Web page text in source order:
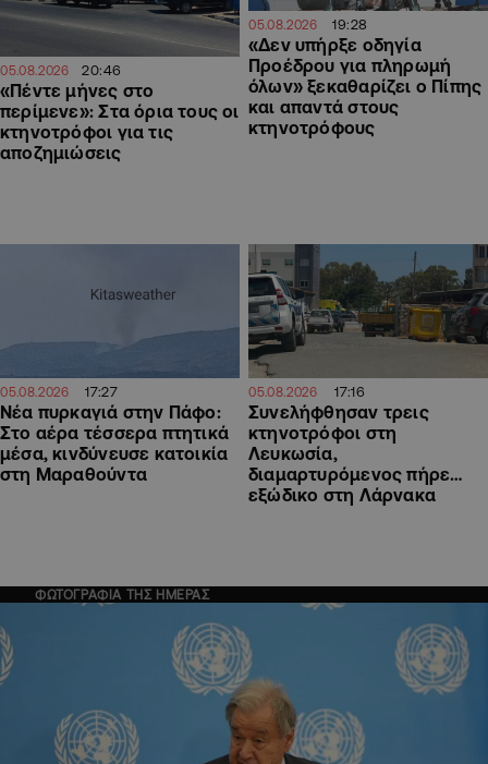
05.08.2026 20:46
«Πέντε μήνες στο
περίμενε»: Στα όρια τους οι
κτηνοτρόφοι για τις
αποζημιώσεις
05.08.2026 19:28
«Δεν υπήρξε οδηγία
Προέδρου για πληρωμή
όλων» ξεκαθαρίζει ο Πίπης
και απαντά στους
κτηνοτρόφους
05.08.2026 17:27
Νέα πυρκαγιά στην Πάφο:
Στο αέρα τέσσερα πτητικά
μέσα, κινδύνευσε κατοικία
στη Μαραθούντα
05.08.2026 17:16
Συνελήφθησαν τρεις
κτηνοτρόφοι στη
Λευκωσία,
διαμαρτυρόμενος πήρε…
εξώδικο στη Λάρνακα
ΦΩΤΟΓΡΑΦΙΑ ΤΗΣ ΗΜΕΡΑΣ